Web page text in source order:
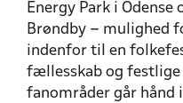
Energy Park i
Brøndby – mulighed
indenfor til en
fællesskab og
fanområder går hånd